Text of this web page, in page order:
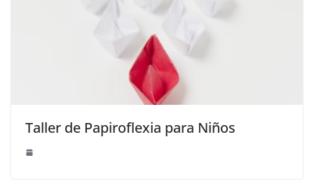
Taller de Papiroflexia para Niños